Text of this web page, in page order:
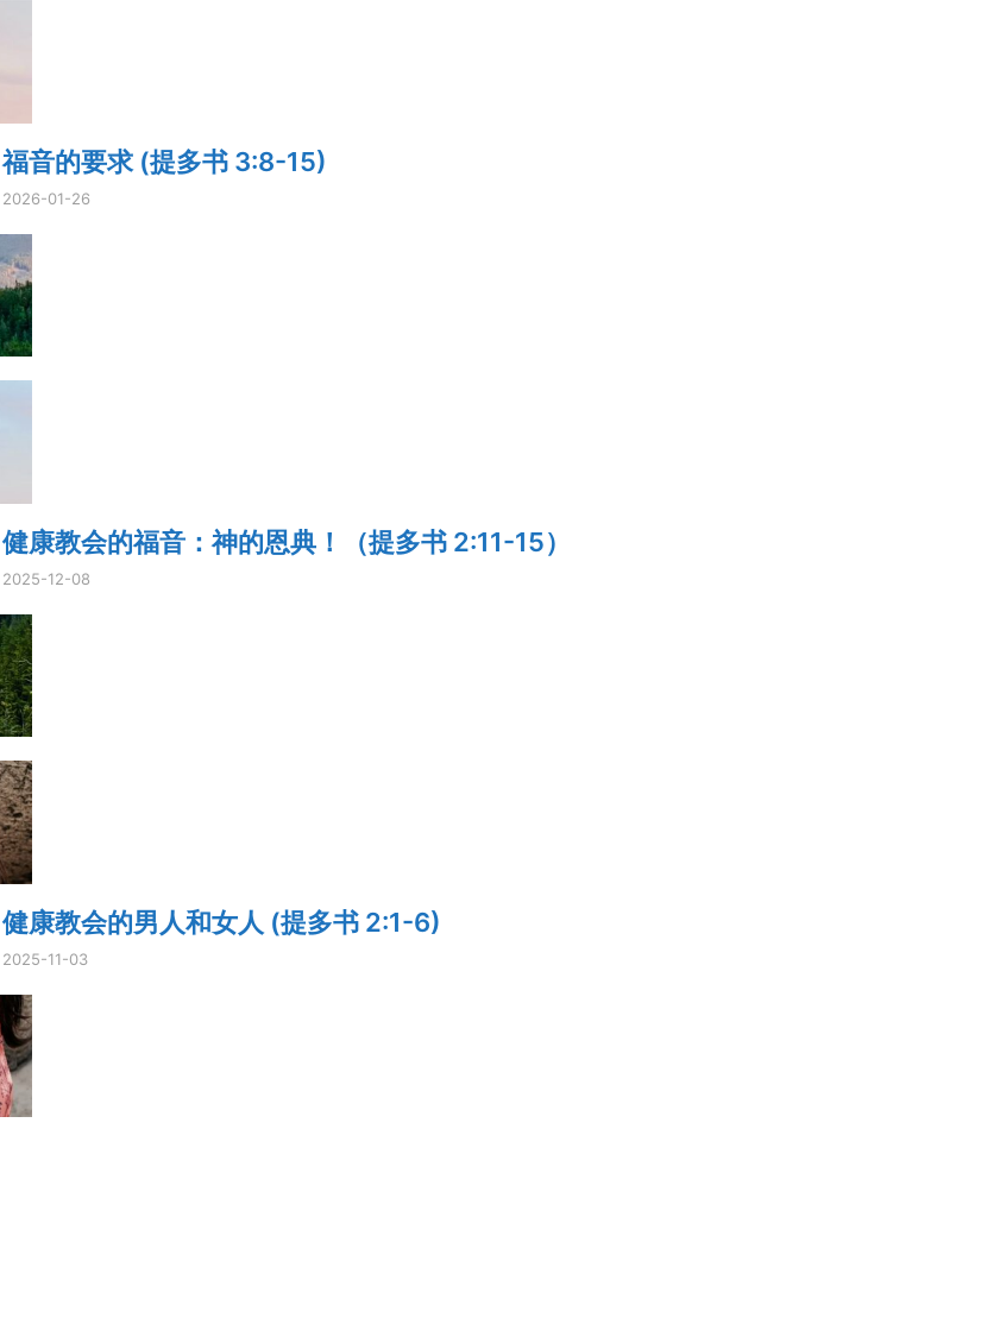
福音的要求 (提多书 3:8-15)
2026-01-26
健康教会的福音：神的恩典！（提多书 2:11-15）
2025-12-08
健康教会的男人和女人 (提多书 2:1-6)
2025-11-03